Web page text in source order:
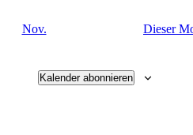
Nov. Dieser
Kalender abonnieren